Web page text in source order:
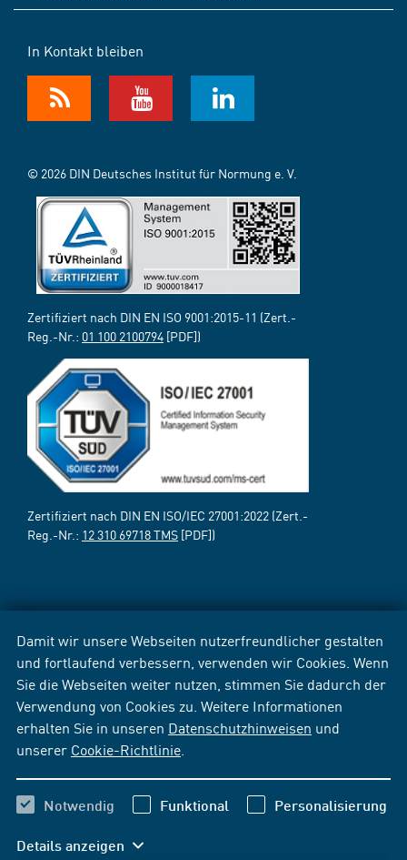
Damit wir unsere Webseiten nutzerfreundlicher gestalten
und fortlaufend verbessern, verwenden wir Cookies. Wenn
Sie die Webseiten weiter nutzen, stimmen Sie dadurch der
Verwendung von Cookies zu. Weitere Informationen
erhalten Sie in unseren Datenschutzhinweisen und
unserer Cookie-Richtlinie
Notwendig Funktional Personalisierung
Details anzeigen
In Kontakt bleiben
© 2026 DIN Deutsches Institut für Normung e. V.
Zertifiziert nach DIN EN ISO 9001:2015-11 (Zert.-
Reg.-Nr.: 01 100 2100794 [PDF])
Zertifiziert nach DIN EN ISO/IEC 27001:2022 (Zert.-
Reg.-Nr.: 12 310 69718 TMS [PDF])